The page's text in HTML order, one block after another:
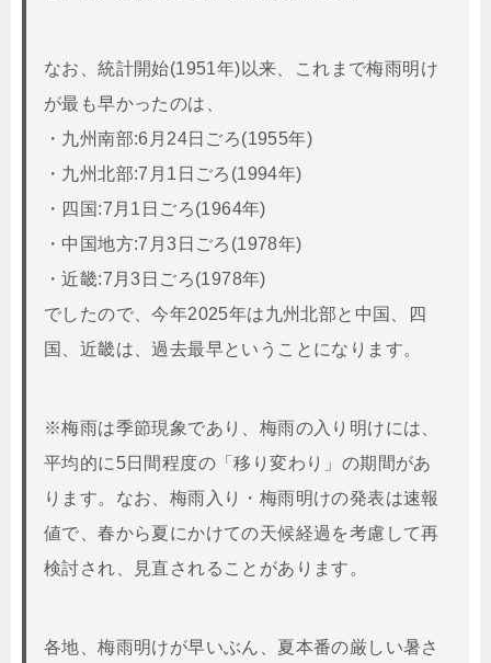
なお、統計開始(1951年)以来、これまで梅雨明け
が最も早かったのは、
・九州南部:6月24日ごろ(1955年)
・九州北部:7月1日ごろ(1994年)
・四国:7月1日ごろ(1964年)
・中国地方:7月3日ごろ(1978年)
・近畿:7月3日ごろ(1978年)
でしたので、今年2025年は九州北部と中国、四
国、近畿は、過去最早ということになります。
※梅雨は季節現象であり、梅雨の入り明けには、
平均的に5日間程度の「移り変わり」の期間があ
ります。なお、梅雨入り・梅雨明けの発表は速報
値で、春から夏にかけての天候経過を考慮して再
検討され、見直されることがあります。
各地、梅雨明けが早いぶん、夏本番の厳しい暑さ